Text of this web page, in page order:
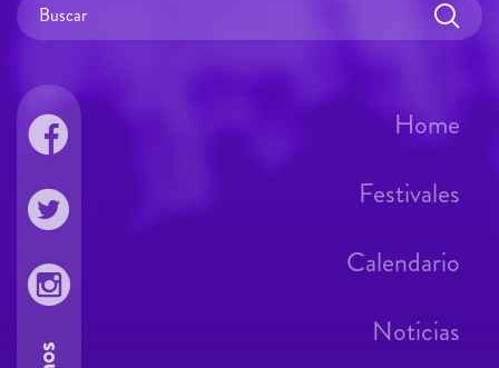
Home
Festivales
Calendario
Noticias